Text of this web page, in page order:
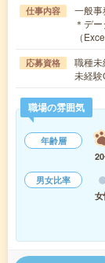
仕事内容
一般事
＊デ
（
応募資格
職種未
未経
職場の雰囲気
年齢層
男女比率